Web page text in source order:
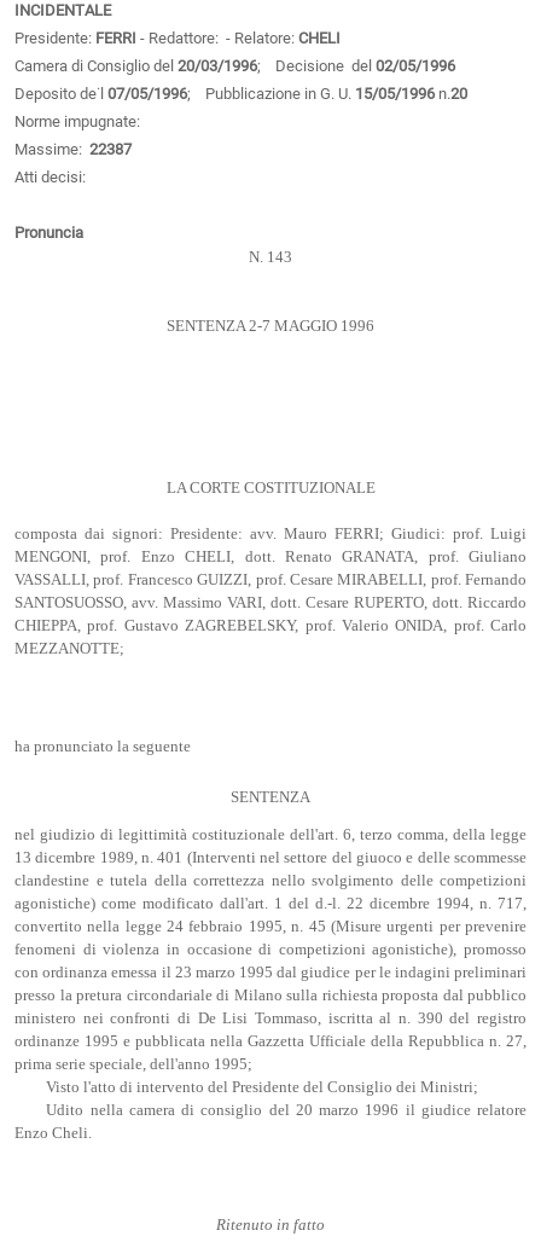
INCIDENTALE
Presidente: FERRI - Redattore: - Relatore: CHELI
Camera di Consiglio del 20/03/1996; Decisione del 02/05/1996
Deposito de˙l 07/05/1996; Pubblicazione in G. U. 15/05/1996n.20
Norme impugnate:
Massime: 22387
Atti decisi:
Pronuncia
N. 143
SENTENZA 2-7 MAGGIO 1996
LA CORTE COSTITUZIONALE
composta dai signori: Presidente: avv. Mauro FERRI; Giudici: prof. Luigi
MENGONI, prof. Enzo CHELI, dott. Renato GRANATA, prof. Giuliano
VASSALLI, prof. Francesco GUIZZI, prof. Cesare MIRABELLI, prof. Fernando
SANTOSUOSSO, avv. Massimo VARI, dott. Cesare RUPERTO, dott. Riccardo
CHIEPPA, prof. Gustavo ZAGREBELSKY, prof. Valerio ONIDA, prof. Carlo
MEZZANOTTE;
ha pronunciato la seguente
SENTENZA
nel giudizio di legittimità costituzionale dell'art. 6, terzo comma, della legge
13 dicembre 1989, n. 401 (Interventi nel settore del giuoco e delle scommesse
clandestine e tutela della correttezza nello svolgimento delle competizioni
agonistiche) come modificato dall'art. 1 del d.-l. 22 dicembre 1994, n. 717,
convertito nella legge 24 febbraio 1995, n. 45 (Misure urgenti per prevenire
fenomeni di violenza in occasione di competizioni agonistiche), promosso
con ordinanza emessa il 23 marzo 1995 dal giudice per le indagini preliminari
presso la pretura circondariale di Milano sulla richiesta proposta dal pubblico
ministero nei confronti di De Lisi Tommaso, iscritta al n. 390 del registro
ordinanze 1995 e pubblicata nella Gazzetta Ufficiale della Repubblica n. 27,
prima serie speciale, dell'anno 1995;
Visto l'atto di intervento del Presidente del Consiglio dei Ministri;
Udito nella camera di consiglio del 20 marzo 1996 il giudice relatore
Enzo Cheli.
Ritenuto in fatto